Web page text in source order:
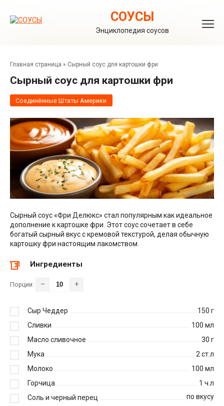
контенту
СОУСЫ
Энциклопедия соусов
Главная страница » Сырный соус для картошки фри
Сырный соус для картошки фри
Соединённые Штаты Америки
Сырный соус «Фри Делюкс» стал популярным как идеальное
дополнение к картошке фри. Этот соус сочетает в себе
богатый сырный вкус с кремовой текстурой, делая обычную
картошку фри настоящим лакомством.
Ингредиенты
Порции: – +
Сыр Чеддер 150 г
Сливки
100 мл
Масло сливочное
30 г
Мука
2 ст.л
Молоко
100 мл
Горчица
1 ч.л
Соль и черный перец
по вкусу